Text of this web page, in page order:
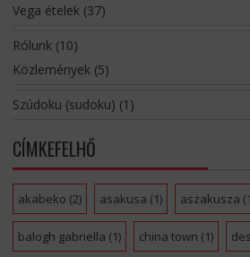
Vega ételek(37)
Rólunk(10)
Közlemények(5)
Szúdoku (sudoku) (1)
CÍMKEFELHŐ
akabeko (2) asakusa (1) aszakusza
balogh gabriella (1) china town (1)